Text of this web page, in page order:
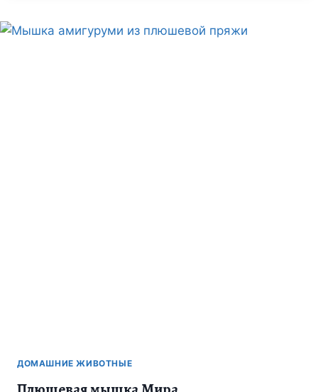
ДОМАШНИЕ ЖИВОТНЫЕ